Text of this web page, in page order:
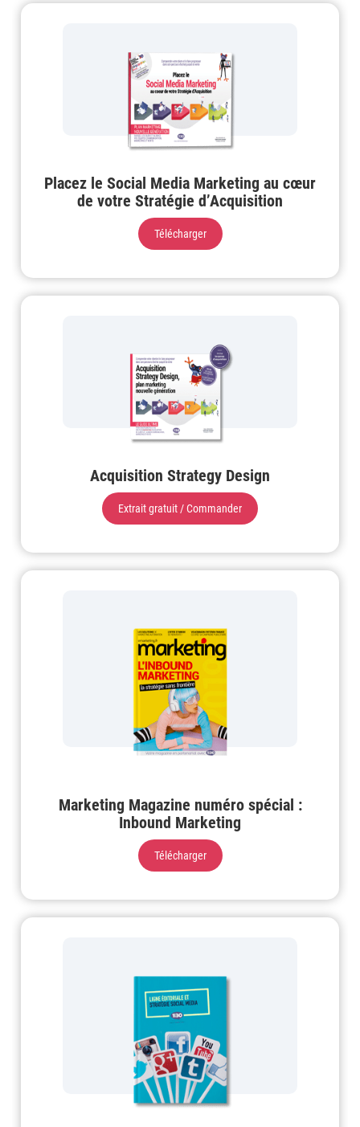
Placez le Social Media Marketing au cœur
de votre Stratégie d’Acquisition
Télécharger
Acquisition Strategy Design
Extrait gratuit / Commander
Marketing Magazine numéro spécial :
Inbound Marketing
Télécharger